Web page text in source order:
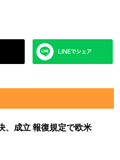
、成立 報復規定で欧米